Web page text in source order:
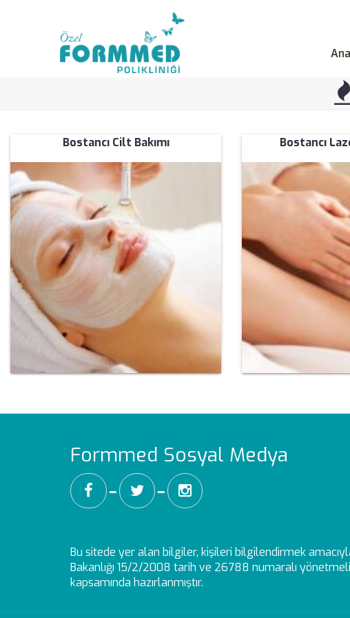
Bostancı Cilt Bakımı Bostancı
Formmed Sosyal Medya
━ ━
Bu sitede yer alan bilgiler, kişileri bilgilendirmek
Bakanlığı 15/2/2008 tarih ve 26788 numaralı
kapsamında hazırlanmıştır.